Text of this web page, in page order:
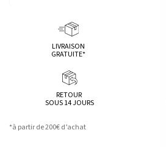
LIVRAISON
GRATUITE*
RETOUR
SOUS 14 JOURS
*à partir de 200€ d’achat